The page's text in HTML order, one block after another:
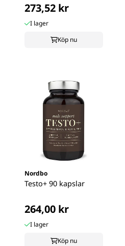
273,52 kr
I lager
Köp nu
Nordbo
Testo+ 90 kapslar
264,00 kr
I lager
Köp nu